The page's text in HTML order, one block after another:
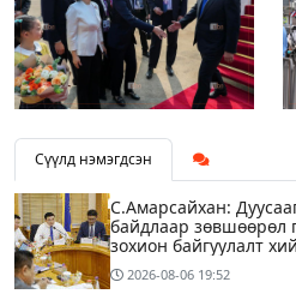
Сүүлд нэмэгдсэн
С.Амарсайхан:
байдлаар зөвшөөрөл
зохион байгуулалт хий
2026-08-06 19:52